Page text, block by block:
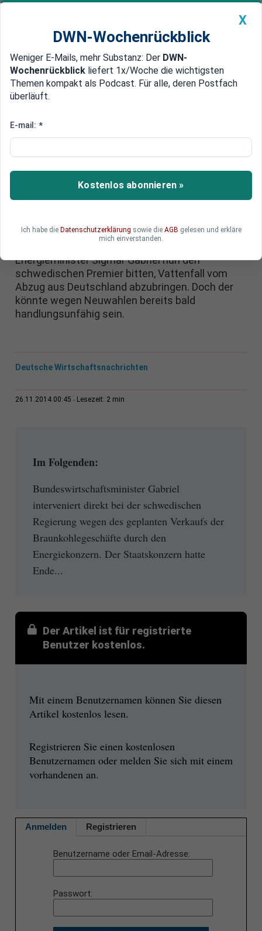
Newsticker MEIN DWN: Geldanlage Premium
Edelmetalle DWN-Magazin China
Gabriel als Bittsteller in Stockholm
Die Energie-Wende wird zum
Fiasko für Deutschland
Deutschland gerät wegen der Energie-Wende in
muss von außerhalb bezogen werden. Weil im
Energieminister Sigmar Gabriel nun den
schwedischen Premier bitten, Vattenfall vom
Abzug aus Deutschland abzubringen. Doch der
könnte wegen Neuwahlen bereits bald
handlungsunfähig sein.
Deutsche Wirtschaftsnachrichten
26.11.2014 00:45 Lesezeit: 2 min
Im Folgenden:
Bundeswirtschaftsminister Gabriel
interveniert direkt bei der schwedischen
Regierung wegen des geplanten Verkaufs der
Braunkohlegeschäfte durch den
Energiekonzern. Der Staatskonzern hatte
Ende...
Der Artikel ist für registrierte
Benutzer kostenlos.
Mit einem Benutzernamen können Sie diesen
Artikel kostenlos lesen.
Registrieren Sie einen kostenlosen
Benutzernamen oder melden Sie sich mit einem
vorhandenen an.
Anmelden Registrieren
Benutzername oder Email-Adresse
Passwort
X
DWN-Wochenrückblick
Weniger E-Mails, mehr Substanz: Der DWN-
Wochenrückblick liefert 1x/Woche die wichtigsten
Themen kompakt als Podcast. Für alle, deren Postfach
überläuft.
E-mail: *
Kostenlos abonnieren »
Ich habe die Datenschutzerklärung sowie die AGB gelesen und erkläre
mich einverstanden.